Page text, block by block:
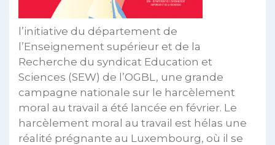
l’initiative du département de
l’Enseignement supérieur et de la
Recherche du syndicat Education et
Sciences (SEW) de l’OGBL, une grande
campagne nationale sur le harcèlement
moral au travail a été lancée en février. Le
harcèlement moral au travail est hélas une
réalité prégnante au Luxembourg, où il se